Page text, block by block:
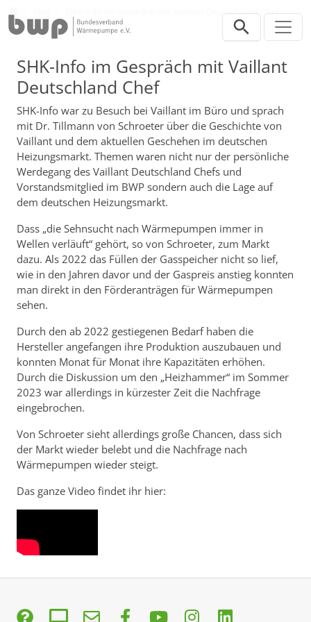
SHK-Info im Gespräch mit Vaillant Deutschland Chef
SHK-Info im Gespräch mit Vaillant
Deutschland Chef
SHK-Info war zu Besuch bei Vaillant im Büro und sprach
mit Dr. Tillmann von Schroeter über die Geschichte von
Vaillant und dem aktuellen Geschehen im deutschen
Heizungsmarkt. Themen waren nicht nur der persönliche
Werdegang des Vaillant Deutschland Chefs und
Vorstandsmitglied im BWP sondern auch die Lage auf
dem deutschen Heizungsmarkt.
Dass „die Sehnsucht nach Wärmepumpen immer in
Wellen verläuft“ gehört, so von Schroeter, zum Markt
dazu. Als 2022 das Füllen der Gasspeicher nicht so lief,
wie in den Jahren davor und der Gaspreis anstieg konnten
man direkt in den Förderanträgen für Wärmepumpen
sehen.
Durch den ab 2022 gestiegenen Bedarf haben die
Hersteller angefangen ihre Produktion auszubauen und
konnten Monat für Monat ihre Kapazitäten erhöhen.
Durch die Diskussion um den „Heizhammer“ im Sommer
2023 war allerdings in kürzester Zeit die Nachfrage
eingebrochen.
Von Schroeter sieht allerdings große Chancen, dass sich
der Markt wieder belebt und die Nachfrage nach
Wärmepumpen wieder steigt.
Das ganze Video findet ihr hier: